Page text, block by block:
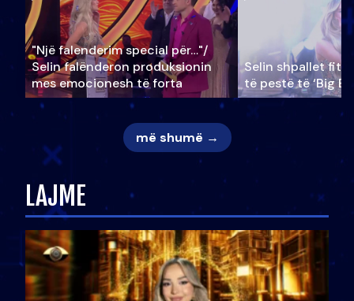
"Një falenderim special për…"/
Selin falënderon produksionin
mes emocionesh të forta
Selin shpallet
të pestë të ‘Big
më shumë →
LAJME